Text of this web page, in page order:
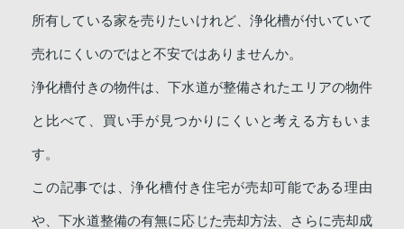
所有している家を売りたいけれど、浄化槽が付いていて
売れにくいのではと不安ではありませんか。
浄化槽付きの物件は、下水道が整備されたエリアの物件
と比べて、買い手が見つかりにくいと考える方もいま
す。
この記事では、浄化槽付き住宅が売却可能である理由
や、下水道整備の有無に応じた売却方法、さらに売却成